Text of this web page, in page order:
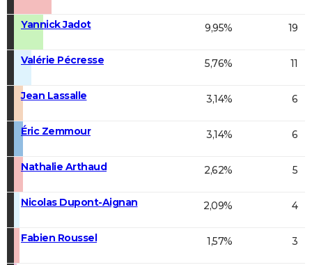
Yannick Jadot 9,95% 19
Valérie Pécresse 5,76% 11
Jean Lassalle 3,14% 6
Éric Zemmour 3,14% 6
Nathalie Arthaud 2,62% 5
Nicolas Dupont-Aignan 2,09% 4
Fabien Roussel 1,57% 3